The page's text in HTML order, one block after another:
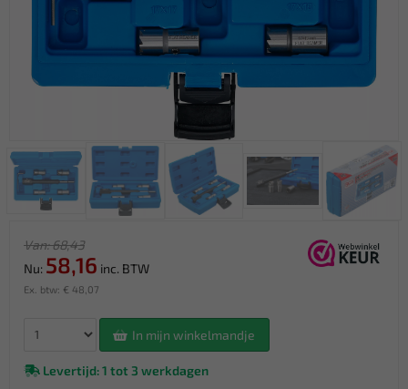
Van: 68,43
Nu: 58,16 inc. BTW
Ex. btw: € 48,07
In mijn winkelmandje
Levertijd: 1 tot 3 werkdagen